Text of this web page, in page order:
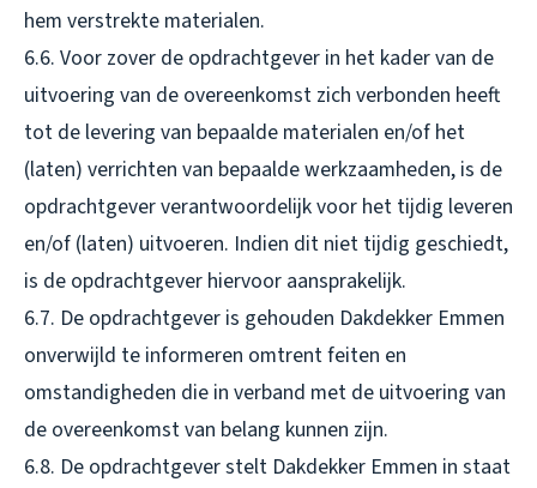
hem verstrekte materialen.
6.6. Voor zover de opdrachtgever in het kader van de
uitvoering van de overeenkomst zich verbonden heeft
tot de levering van bepaalde materialen en/of het
(laten) verrichten van bepaalde werkzaamheden, is de
opdrachtgever verantwoordelijk voor het tijdig leveren
en/of (laten) uitvoeren. Indien dit niet tijdig geschiedt,
is de opdrachtgever hiervoor aansprakelijk.
6.7. De opdrachtgever is gehouden Dakdekker Emmen
onverwijld te informeren omtrent feiten en
omstandigheden die in verband met de uitvoering van
de overeenkomst van belang kunnen zijn.
6.8. De opdrachtgever stelt Dakdekker Emmen in staat